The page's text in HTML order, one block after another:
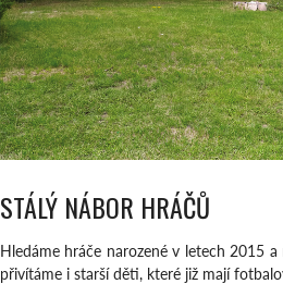
STÁLÝ NÁBOR HRÁČŮ
Hledáme hráče narozené v letech 2015
přivítáme i starší děti, které již mají